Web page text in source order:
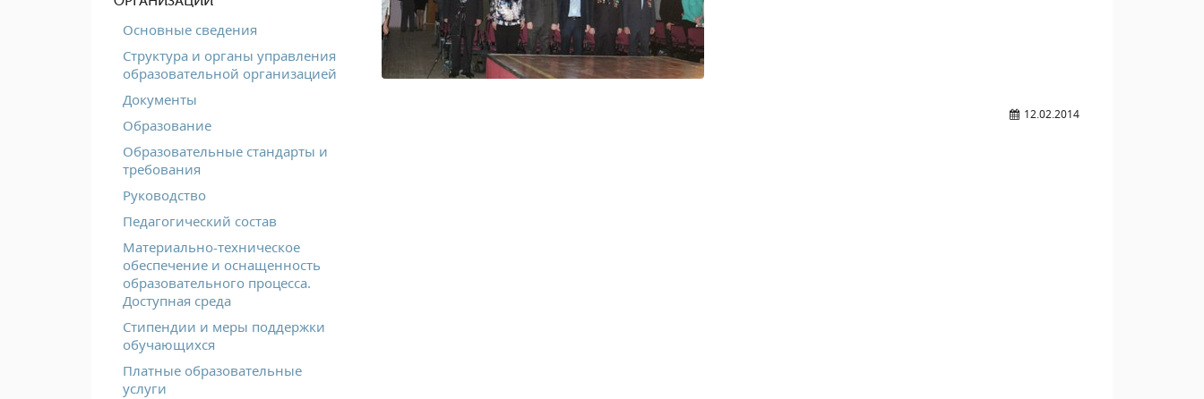
Основные сведения
Структура и органы управления
образовательной организацией
Документы
Образование
Образовательные стандарты и
требования
Руководство
Педагогический состав
Материально-техническое
обеспечение и оснащенность
образовательного процесса.
Доступная среда
Стипендии и меры поддержки
обучающихся
Платные образовательные
услуги
12.02.2014